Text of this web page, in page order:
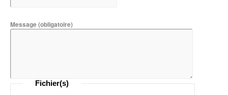
Message(obligatoire)
Fichier(s)